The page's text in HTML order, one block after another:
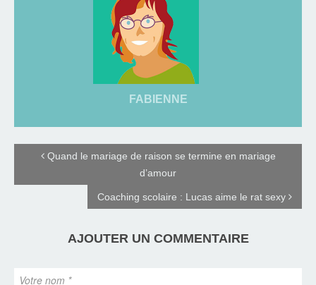
FABIENNE
Quand le mariage de raison se termine en mariage
d’amour
Coaching scolaire : Lucas aime le rat sexy
AJOUTER UN COMMENTAIRE